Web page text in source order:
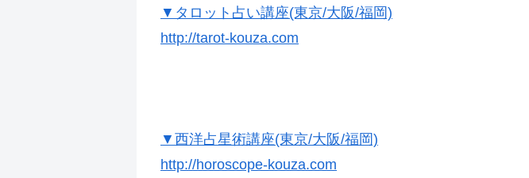
▼タロット占い講座(東京/大阪/福岡)
http://tarot-kouza.com
▼西洋占星術講座(東京/大阪/福岡)
http://horoscope-kouza.com